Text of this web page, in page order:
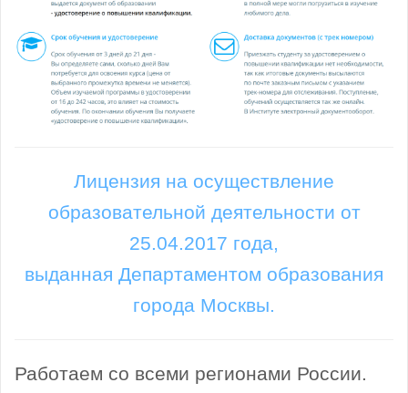
Лицензия на осуществление
образовательной деятельности от
25.04.2017 года,
выданная Департаментом образования
города Москвы.
Работаем со всеми регионами России.